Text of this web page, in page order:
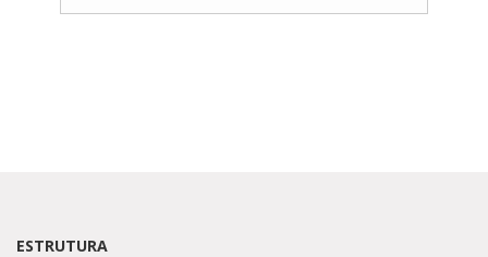
ESTRUTURA